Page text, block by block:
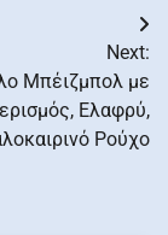
Next:
Μπέιζμπολ με
Ελαφρύ,
Ρούχο